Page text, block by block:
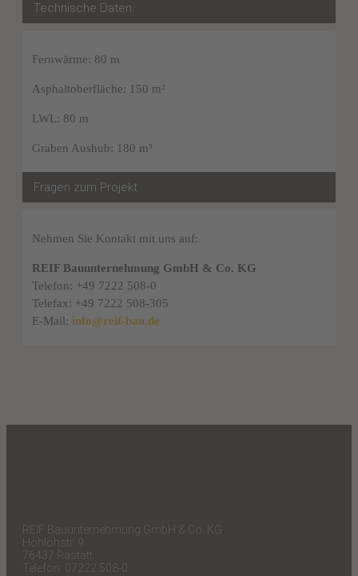
Technische Daten
Fernwärme: 80 m
Asphaltoberfläche: 150 m²
LWL: 80 m
Graben Aushub: 180 m³
Fragen zum Projekt
Nehmen Sie Kontakt mit uns auf:
REIF Bauunternehmung GmbH & Co. KG
Telefon: +49 7222 508-0
Telefax: +49 7222 508-305
E-Mail: info@reif-bau.de
REIF Bauunternehmung GmbH & Co. KG
Hohlohstr. 9
76437 Rastatt
Telefon: 07222 508-0